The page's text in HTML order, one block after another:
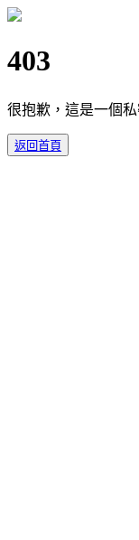
403
很抱歉，這是一個
返回首頁